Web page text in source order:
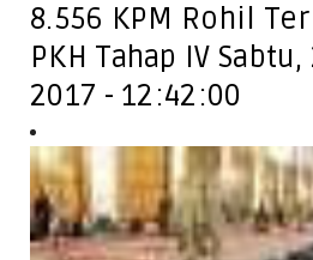
8.556 KPM Rohil
PKH Tahap IV
2017 - 12:42:00